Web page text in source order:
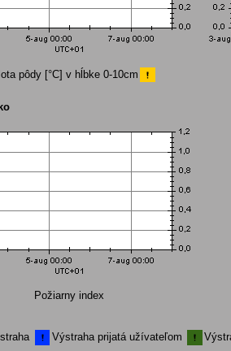
pôdy [°C] v hĺbke 0-10cm
Požiarny index
Výstraha prijatá užívateľom